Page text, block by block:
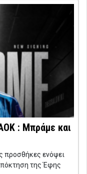
: Μπράμε και
προσθήκες ενόψει
της Έφης